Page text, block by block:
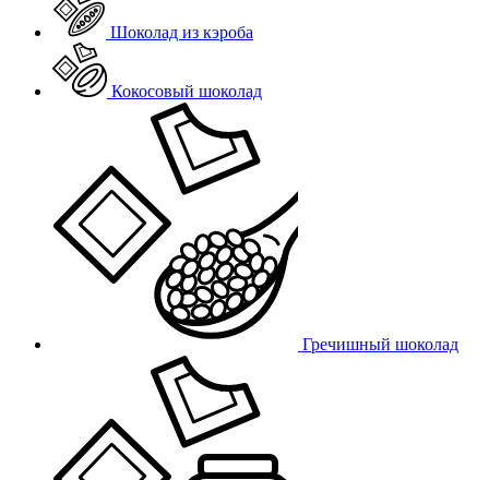
Шоколад из кэроба
Кокосовый шоколад
Гречишный шоколад